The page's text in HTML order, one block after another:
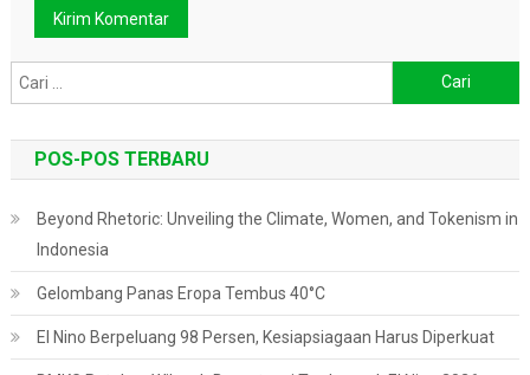
untuk:
POS-POS TERBARU
Beyond Rhetoric: Unveiling the Climate, Women, and Tokenism in
Indonesia
Gelombang Panas Eropa Tembus 40°C
El Nino Berpeluang 98 Persen, Kesiapsiagaan Harus Diperkuat